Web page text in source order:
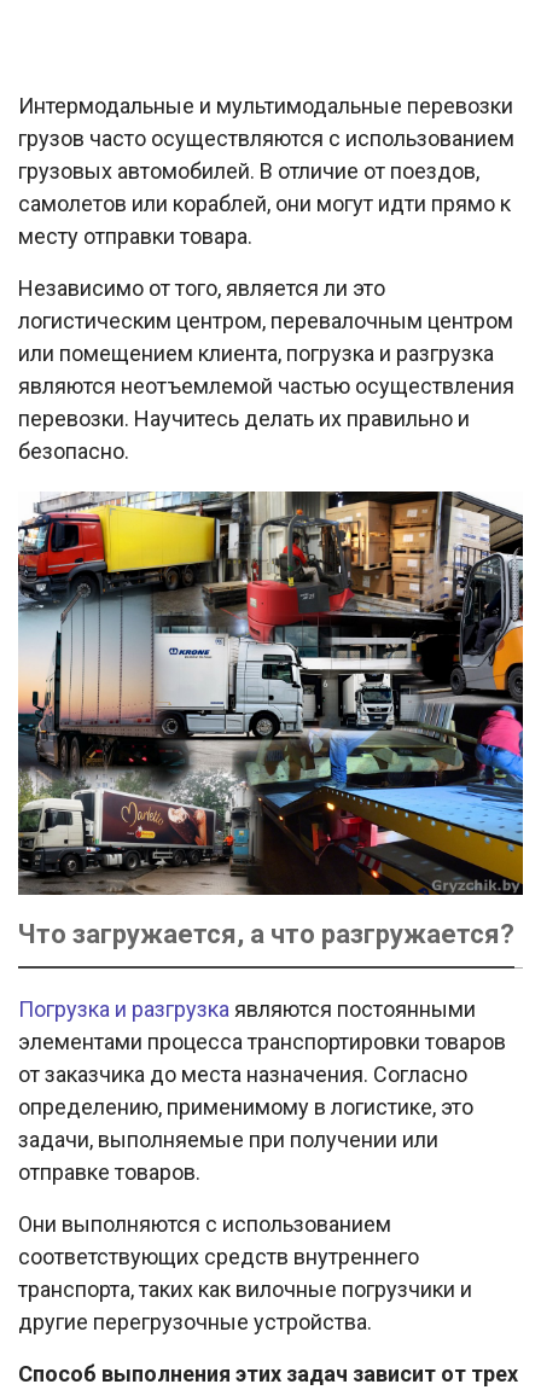
Интермодальные и мультимодальные перевозки
грузов часто осуществляются с использованием
грузовых автомобилей. В отличие от поездов,
самолетов или кораблей, они могут идти прямо к
месту отправки товара.
Независимо от того, является ли это
логистическим центром, перевалочным центром
или помещением клиента, погрузка и разгрузка
являются неотъемлемой частью осуществления
перевозки. Научитесь делать их правильно и
безопасно.
Что загружается, а что разгружается?
Погрузка и разгрузка являются постоянными
элементами процесса транспортировки товаров
от заказчика до места назначения. Согласно
определению, применимому в логистике, это
задачи, выполняемые при получении или
отправке товаров.
Они выполняются с использованием
соответствующих средств внутреннего
транспорта, таких как вилочные погрузчики и
другие перегрузочные устройства.
Способ выполнения этих задач зависит от трех